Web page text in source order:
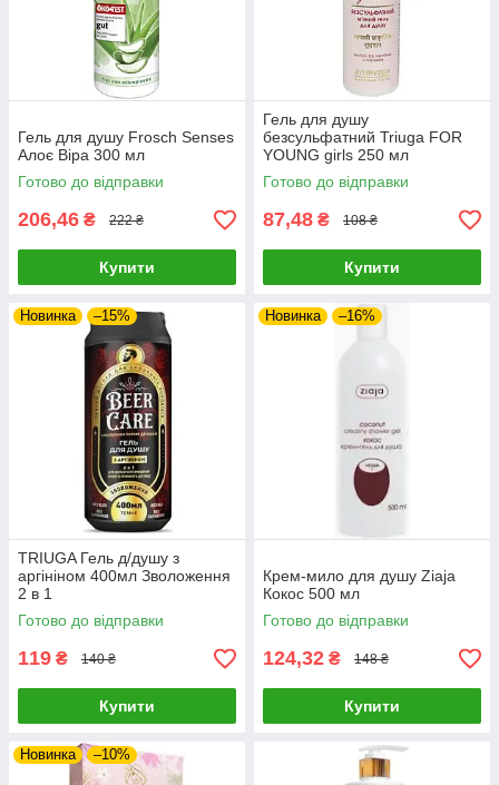
Гель для душу Frosch Senses
Алоє Віра 300 мл
Готово до відправки
206,46 ₴ 222 ₴
Купити
Гель для душу
безсульфатний Triuga FOR
YOUNG girls 250 мл
Готово до відправки
87,48 ₴ 108 ₴
Купити
Новинка –15%
TRIUGA Гель д/душу з
аргініном 400мл Зволоження
2 в 1
Готово до відправки
119 ₴ 140 ₴
Купити
Новинка –16%
Крем-мило для душу Ziaja
Кокос 500 мл
Готово до відправки
124,32 ₴ 148 ₴
Купити
Новинка –10%